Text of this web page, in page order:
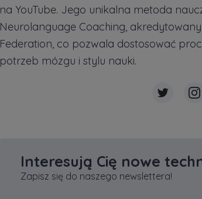
na YouTube. Jego unikalna metoda
Neurolanguage Coaching,
Federation, co pozwala dostosować
potrzeb mózgu i stylu nauki.
Interesują Cię nowe
Zapisz się do naszego newslettera!